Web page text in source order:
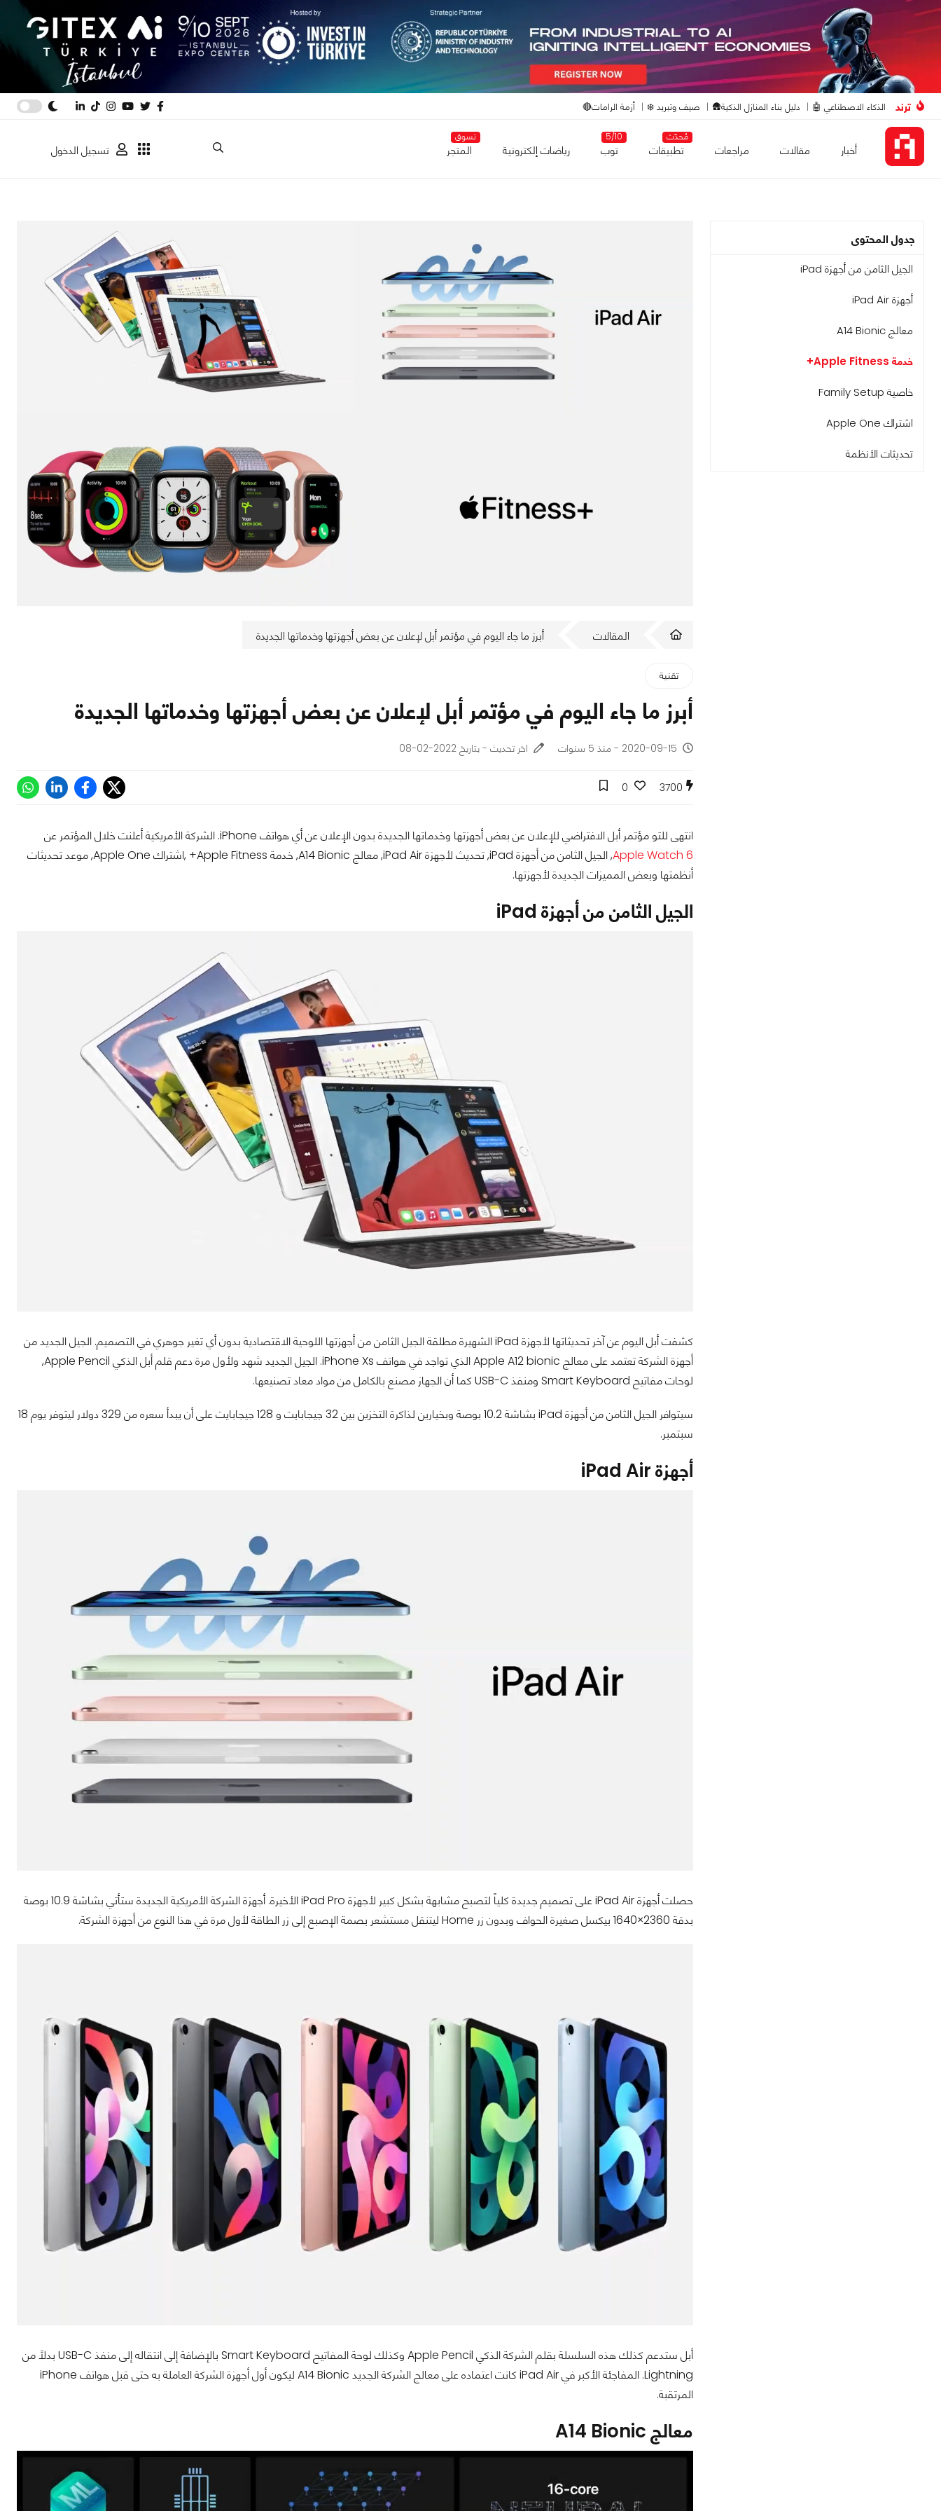
ترند الذكاء الاصطناعي 🤖 دليل بناء المنازل الذكية🛖 صيف وتبريد ❄️ أزمة الرامات🔴
أخبار مقالات مراجعات
مُحدّث
تطبيقات
5/10
توب رياضات إلكترونية
تسوق
المتجر تسجيل الدخول
جدول المحتوى
الجيل الثامن من أجهزة iPad
أجهزة iPad Air
معالج A14 Bionic
خدمة Apple Fitness+
خاصية Family Setup
اشتراك Apple One
تحديثات الأنظمة
المقالات أبرز ما جاء اليوم في مؤتمر أبل لإعلان عن بعض أجهزتها وخدماتها الجديدة
تقنية
أبرز ما جاء اليوم في مؤتمر أبل لإعلان عن بعض أجهزتها وخدماتها الجديدة
2020-09-15 - منذ 5 سنوات اخر تحديث - بتاريخ 2022-02-08
3700
0
انتهى للتو مؤتمر أبل الافتراضي للإعلان عن بعض أجهزتها وخدماتها الجديدة بدون الإعلان عن أي هواتف iPhone. الشركة الأمريكية أعلنت خلال المؤتمر عن
Apple Watch 6
, الجيل الثامن من أجهزة iPad, تحديث لأجهزة iPad Air, معالج A14 Bionic, خدمة Apple Fitness+ ,اشتراك Apple One, موعد تحديثات
أنظمتها وبعض المميزات الجديدة لأجهزتها.
الجيل الثامن من أجهزة iPad
كشفت أبل اليوم عن آخر تحديثاتها لأجهزة iPad الشهيرة مطلقة الجيل الثامن من أجهزتها اللوحية الاقتصادية بدون أي تغير جوهري في التصميم. الجيل الجديد من
أجهزة الشركة تعتمد على معالج Apple A12 bionic الذي تواجد في هواتف iPhone Xs. الجيل الجديد شهد ولأول مرة دعم قلم أبل الذكي Apple Pencil,
لوحات مفاتيح Smart Keyboard ومنفذ USB-C كما أن الجهاز مصنع بالكامل من مواد معاد تصنيعها.
سيتوافر الجيل الثامن من أجهزة iPad بشاشة 10.2 بوصة وبخيارين لذاكرة التخزين بين 32 جيجابايت و 128 جيجابايت على أن يبدأ سعره من 329 دولار ليتوفر يوم 18
سبتمبر.
أجهزة iPad Air
حصلت أجهزة iPad Air على تصميم جديدة كلياً لتصبح مشابهة بشكل كبير لأجهزة iPad Pro الأخيرة. أجهزة الشركة الأمريكية الجديدة ستأتي بشاشة 10.9 بوصة
بدقة 2360×1640 بيكسل صغيرة الحواف وبدون زر Home ليتنقل مستشعر بصمة الإصبع إلى زر الطاقة لأول مرة في هذا النوع من أجهزة الشركة.
أبل ستدعم كذلك هذه السلسلة بقلم الشركة الذكي Apple Pencil وكذلك لوحة المفاتيح Smart Keyboard بالإضافة إلى انتقاله إلى منفذ USB-C بدلاً من
Lightning. المفاجئة الأكبر في iPad Air كانت اعتماده على معالج الشركة الجديد A14 Bionic ليكون أول أجهزة الشركة العاملة به حتى قبل هواتف iPhone
المرتقبة.
معالج A14 Bionic